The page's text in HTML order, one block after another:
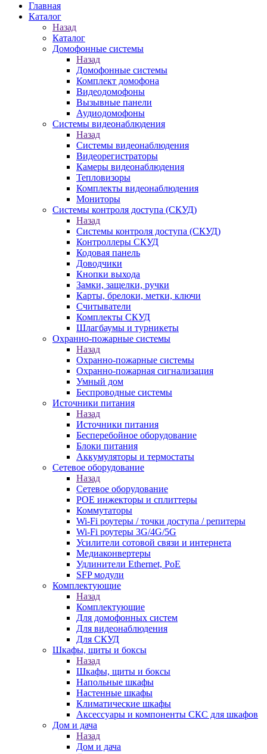
Главная
Каталог
Назад
Каталог
Домофонные системы
Назад
Домофонные системы
Комплект домофона
Видеодомофоны
Вызывные панели
Аудиодомофоны
Системы видеонаблюдения
Назад
Системы видеонаблюдения
Видеорегистраторы
Камеры видеонаблюдения
Тепловизоры
Комплекты видеонаблюдения
Мониторы
Системы контроля доступа (СКУД)
Назад
Системы контроля доступа (СКУД)
Контроллеры СКУД
Кодовая панель
Доводчики
Кнопки выхода
Замки, защелки, ручки
Карты, брелоки, метки, ключи
Считыватели
Комплекты СКУД
Шлагбаумы и турникеты
Охранно-пожарные системы
Назад
Охранно-пожарные системы
Охранно-пожарная сигнализация
Умный дом
Беспроводные системы
Источники питания
Назад
Источники питания
Бесперебойное оборудование
Блоки питания
Аккумуляторы и термостаты
Сетевое оборудование
Назад
Сетевое оборудование
POE инжекторы и сплиттеры
Коммутаторы
Wi-Fi роутеры / точки доступа / репитеры
Wi-Fi роутеры 3G/4G/5G
Усилители сотовой связи и интернета
Медиаконвертеры
Удлинители Ethernet, PoE
SFP модули
Комплектующие
Назад
Комплектующие
Для домофонных систем
Для видеонаблюдения
Для СКУД
Шкафы, щиты и боксы
Назад
Шкафы, щиты и боксы
Напольные шкафы
Настенные шкафы
Климатические шкафы
Аксессуары и компоненты СКС для шкафов
Дом и дача
Назад
Дом и дача